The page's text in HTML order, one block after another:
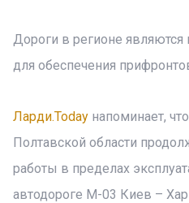
Дороги в регионе
для обеспечения
Ларди.Today напоминает,
Полтавской области
работы в пределах
автодороге М-03 Киев –